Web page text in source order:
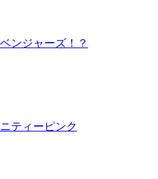
ンジャーズ！？
ティーピンク